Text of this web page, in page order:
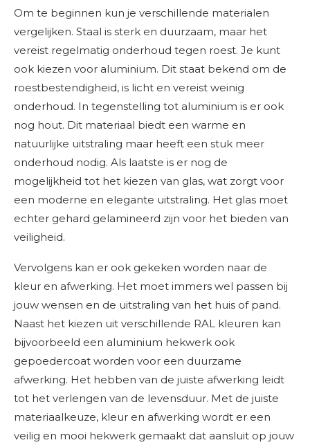
Om te beginnen kun je verschillende materialen
vergelijken. Staal is sterk en duurzaam, maar het
vereist regelmatig onderhoud tegen roest. Je kunt
ook kiezen voor aluminium. Dit staat bekend om de
roestbestendigheid, is licht en vereist weinig
onderhoud. In tegenstelling tot aluminium is er ook
nog hout. Dit materiaal biedt een warme en
natuurlijke uitstraling maar heeft een stuk meer
onderhoud nodig. Als laatste is er nog de
mogelijkheid tot het kiezen van glas, wat zorgt voor
een moderne en elegante uitstraling. Het glas moet
echter gehard gelamineerd zijn voor het bieden van
veiligheid.
Vervolgens kan er ook gekeken worden naar de
kleur en afwerking. Het moet immers wel passen bij
jouw wensen en de uitstraling van het huis of pand.
Naast het kiezen uit verschillende RAL kleuren kan
bijvoorbeeld een aluminium hekwerk ook
gepoedercoat worden voor een duurzame
afwerking. Het hebben van de juiste afwerking leidt
tot het verlengen van de levensduur. Met de juiste
materiaalkeuze, kleur en afwerking wordt er een
veilig en mooi hekwerk gemaakt dat aansluit op jouw